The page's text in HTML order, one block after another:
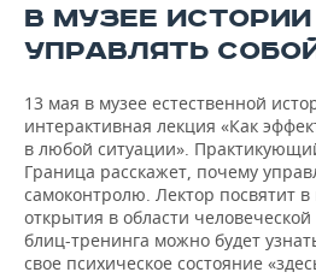
В МУЗЕЕ
УПРАВЛЯТЬ СОБОЙ
13 мая в музее естественной
интерактивная лекция «Как
в любой ситуации».
Граница расскажет, почему
самоконтролю. Лектор посвятит в
открытия в области
блиц-тренинга можно будет
свое психическое состояние